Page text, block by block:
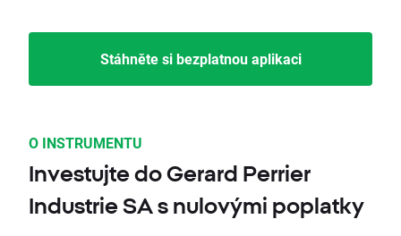
Stáhněte si bezplatnou aplikaci
O INSTRUMENTU
Investujte do Gerard Perrier
Industrie SA s nulovými poplatky